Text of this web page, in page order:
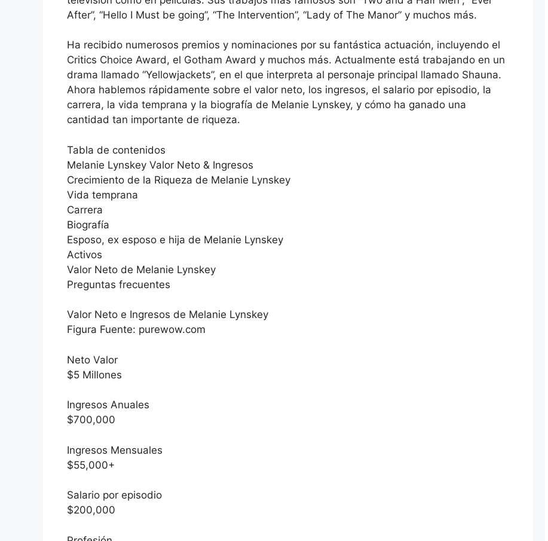
After”, “Hello I Must be going”, “The Intervention”, “Lady of The Manor” y muchos más.
Ha recibido numerosos premios y nominaciones por su fantástica actuación, incluyendo el
Critics Choice Award, el Gotham Award y muchos más. Actualmente está trabajando en un
drama llamado “Yellowjackets”, en el que interpreta al personaje principal llamado Shauna.
Ahora hablemos rápidamente sobre el valor neto, los ingresos, el salario por episodio, la
carrera, la vida temprana y la biografía de Melanie Lynskey, y cómo ha ganado una
cantidad tan importante de riqueza.
Tabla de contenidos
Melanie Lynskey Valor Neto & Ingresos
Crecimiento de la Riqueza de Melanie Lynskey
Vida temprana
Carrera
Biografía
Esposo, ex esposo e hija de Melanie Lynskey
Activos
Valor Neto de Melanie Lynskey
Preguntas frecuentes
Valor Neto e Ingresos de Melanie Lynskey
Figura Fuente: purewow.com
Neto Valor
$5 Millones
Ingresos Anuales
$700,000
Ingresos Mensuales
$55,000+
Salario por episodio
$200,000